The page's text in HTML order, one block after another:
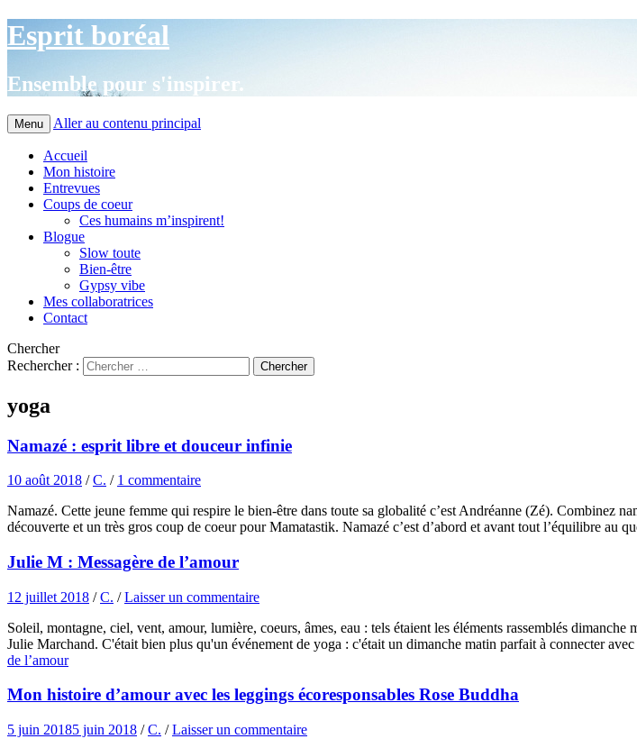
Esprit boréal
Ensemble pour s'inspirer.
Menu Aller au contenu principal
Accueil
Mon histoire
Entrevues
Coups de coeur
Ces humains m’inspirent!
Blogue
Slow toute
Bien-être
Gypsy vibe
Mes collaboratrices
Contact
Chercher
Rechercher :
yoga
Namazé : esprit libre et douceur infinie
10 août 2018 /C. / 1 commentaire
Namazé. Cette jeune femme qui respire le bien-être dans toute sa globalité c’est Andréanne (Zé). Combinez
découverte et un très gros coup de coeur pour Mamatastik. Namazé c’est d’abord et avant tout l’équilibre au
Julie M : Messagère de l’amour
12 juillet 2018 /C. /Laisser un commentaire
Soleil, montagne, ciel, vent, amour, lumière, coeurs, âmes, eau : tels étaient les éléments rassemblés
Julie Marchand. C'était bien plus qu'un événement de yoga : c'était un dimanche matin parfait à connecter
de l’amour
Mon histoire d’amour avec les leggings écoresponsables Rose Buddha
5 juin 20185 juin 2018 /C. /Laisser un commentaire